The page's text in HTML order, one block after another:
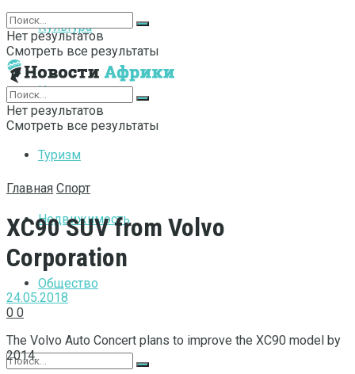
Культура
Интернет
Туризм
Недвижимость
Общество
Нет результатов
Смотреть все результаты
Нет результатов
Смотреть все результаты
Главная Спорт
XC90 SUV from Volvo
Corporation
24.05.2018
0 0
The Volvo Auto Concert plans to improve the XC90 model by
2014.